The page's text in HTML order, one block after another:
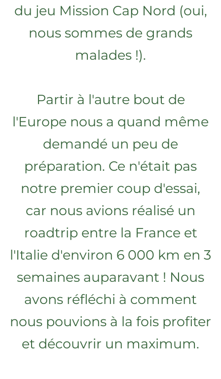
du jeu Mission Cap Nord (oui,
nous sommes de grands
malades !).
Partir à l'autre bout de
l'Europe nous a quand même
demandé un peu de
préparation. Ce n'était pas
notre premier coup d'essai,
car nous avions réalisé un
roadtrip entre la France et
l'Italie d'environ 6 000 km en 3
semaines auparavant ! Nous
avons réfléchi à comment
nous pouvions à la fois profiter
et découvrir un maximum.